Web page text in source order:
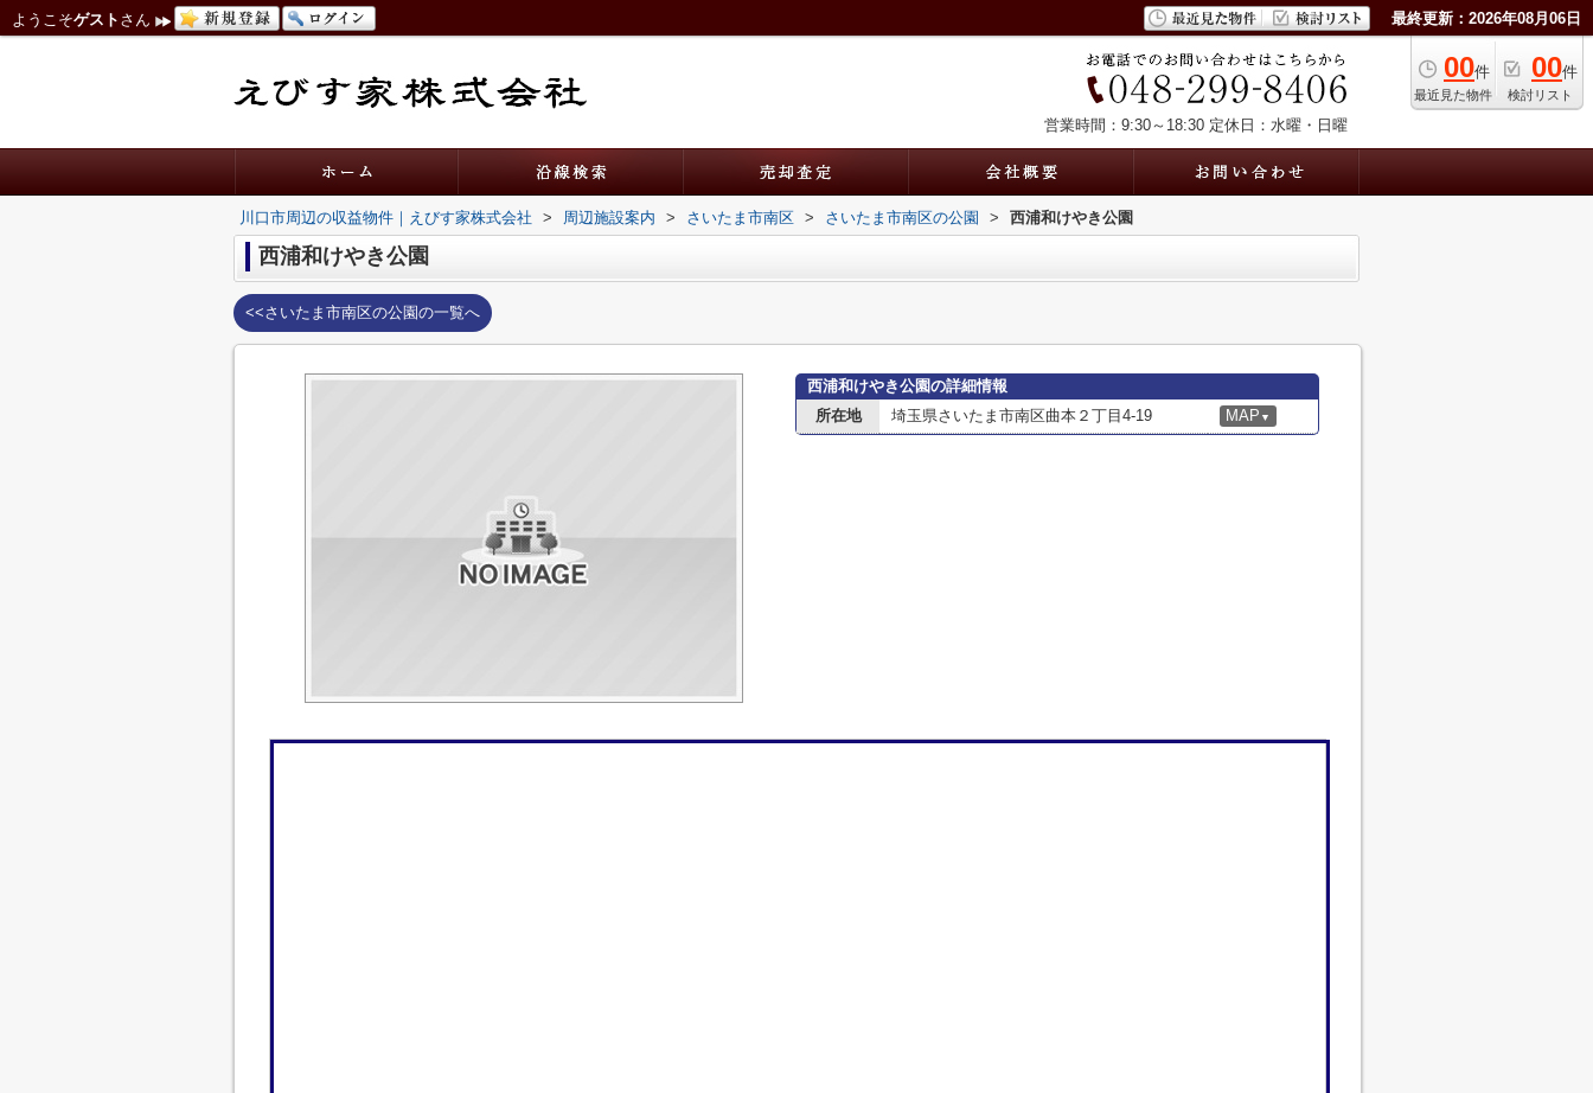
ようこそゲスト さん 最終更新：2026年08月06日
00件
最近見た物件
00件
検討リスト
営業時間：9:30～18:30 定休日：水曜・日曜
川口市周辺の収益物件｜えびす家株式会社 > 周辺施設案内 > さいたま市南区 > さいたま市南区の公園 > 西浦和けやき公園
西浦和けやき公園
<<さいたま市南区の公園の一覧へ
西浦和けやき公園の詳細情報
所在地
埼玉県さいたま市南区曲本２丁目4-19 MAP ▼